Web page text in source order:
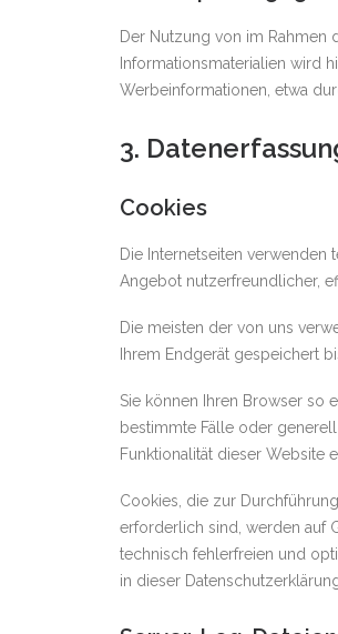
Der Nutzung von im
Informationsmaterialien wird
Werbeinformationen, etwa
3.
Cookies
Die Internetseiten verwenden
Angebot nutzerfreundlicher,
Die meisten der von uns
Ihrem Endgerät gespeichert
Sie können Ihren Browser so
bestimmte Fälle oder
Funktionalität dieser Website
Cookies, die zur
erforderlich sind, werden auf
technisch fehlerfreien und
in dieser